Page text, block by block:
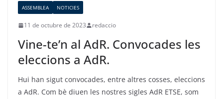
ASSEMBLEA NOTICIES
11 de octubre de 2023 redaccio
Vine-te’n al AdR. Convocades les
eleccions a AdR.
Hui han sigut convocades, entre altres cosses, eleccions
a AdR. Com bè diuen les nostres sigles AdR ETSE, som